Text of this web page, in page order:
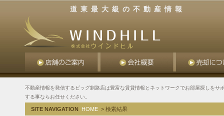
道東最大級の不動産情報
不動産情報を発信するビッグ釧路店は豊富な賃貸情報とネットワークでお部屋探しをサ
する事ならお任せください。
SITE NAVIGATION HOME > 検索結果